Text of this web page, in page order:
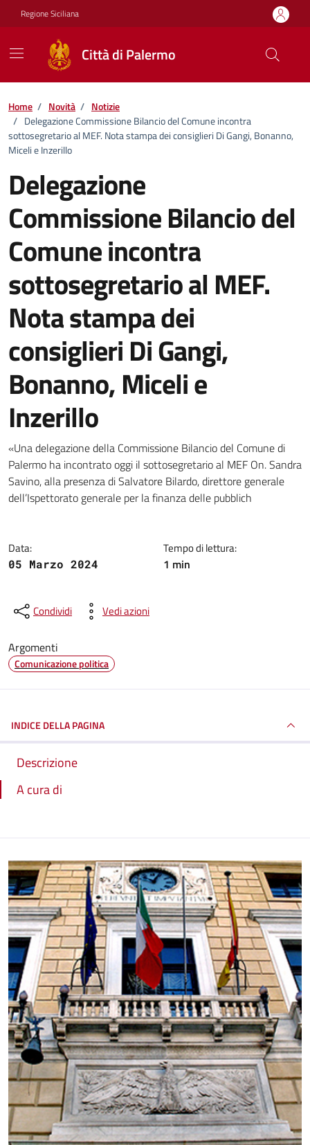
Vai ai contenuti
Vai al footer
Regione Siciliana
Città di Palermo
Home / Novità / Notizie
/ Delegazione Commissione Bilancio del Comune incontra
sottosegretario al MEF. Nota stampa dei consiglieri Di Gangi, Bonanno,
Miceli e Inzerillo
Delegazione
Commissione Bilancio del
Comune incontra
sottosegretario al MEF.
Nota stampa dei
consiglieri Di Gangi,
Bonanno, Miceli e
Inzerillo
Dettagli della notizia
«Una delegazione della Commissione Bilancio del Comune di
Palermo ha incontrato oggi il sottosegretario al MEF On. Sandra
Savino, alla presenza di Salvatore Bilardo, direttore generale
dell’Ispettorato generale per la finanza delle pubblich
Data:
05 Marzo 2024
Tempo di lettura:
1 min
Condividi Vedi azioni
Argomenti
Comunicazione politica
INDICE DELLA PAGINA
Descrizione
A cura di